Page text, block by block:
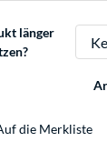
länger
die Merkliste